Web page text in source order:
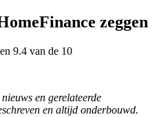
zeggen
9.4 van de 10
en gerelateerde
en altijd onderbouwd.